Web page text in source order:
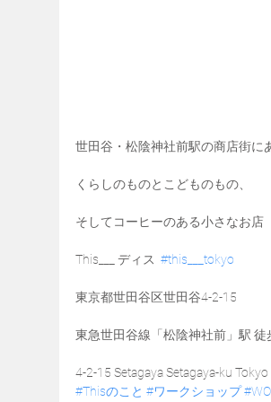
世田谷・松陰神社前駅の商店街に
くらしのものとこどものもの、
そしてコーヒーのある小さなお店
This___ ディス #this___tokyo
東京都世田谷区世田谷4-2-15
東急世田谷線「松陰神社前」駅 徒
4-2-15 Setagaya Setagaya-ku Tokyo
#Thisのこと #ワークショップ